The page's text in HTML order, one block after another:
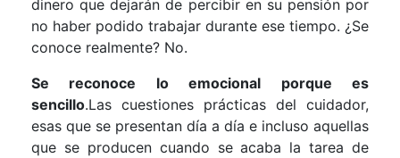
dinero que dejarán de percibir en su pensión por
no haber podido trabajar durante ese tiempo. ¿Se
conoce realmente? No.
Se reconoce lo emocional porque es
sencillo.Las cuestiones prácticas del cuidador,
esas que se presentan día a día e incluso aquellas
que se producen cuando se acaba la tarea de